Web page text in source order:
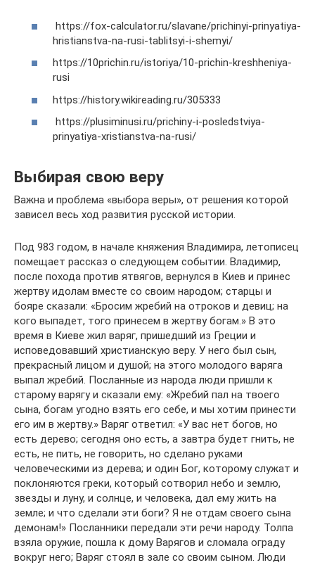
https://fox-calculator.ru/slavane/prichinyi-prinyatiya-
hristianstva-na-rusi-tablitsyi-i-shemyi/
https://10prichin.ru/istoriya/10-prichin-kreshheniya-
rusi
https://history.wikireading.ru/305333
https://plusiminusi.ru/prichiny-i-posledstviya-
prinyatiya-xristianstva-na-rusi/
Выбирая свою веру
Важна и проблема «выбора веры», от решения которой
зависел весь ход развития русской истории.
Под 983 годом, в начале княжения Владимира, летописец
помещает рассказ о следующем событии. Владимир,
после похода против ятвягов, вернулся в Киев и принес
жертву идолам вместе со своим народом; старцы и
бояре сказали: «Бросим жребий на отроков и девиц; на
кого выпадет, того принесем в жертву богам.» В это
время в Киеве жил варяг, пришедший из Греции и
исповедовавший христианскую веру. У него был сын,
прекрасный лицом и душой; на этого молодого варяга
выпал жребий. Посланные из народа люди пришли к
старому варягу и сказали ему: «Жребий пал на твоего
сына, богам угодно взять его себе, и мы хотим принести
его им в жертву.» Варяг ответил: «У вас нет богов, но
есть дерево; сегодня оно есть, а завтра будет гнить, не
есть, не пить, не говорить, но сделано руками
человеческими из дерева; и один Бог, которому служат и
поклоняются греки, который сотворил небо и землю,
звезды и луну, и солнце, и человека, дал ему жить на
земле; и что сделали эти боги? Я не отдам своего сына
демонам!» Посланники передали эти речи народу. Толпа
взяла оружие, пошла к дому Варягов и сломала ограду
вокруг него; Варяг стоял в зале со своим сыном. Люди